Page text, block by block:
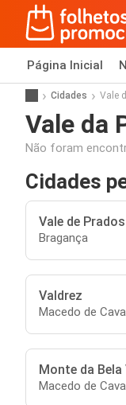
Página Inicial
Cidades Vale
Vale da
Não foram
Cidades
Vale de Prados
Bragança
Valdrez
Macedo de
Monte da
Macedo de